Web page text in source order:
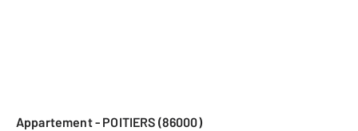
Appartement - POITIERS (86000)